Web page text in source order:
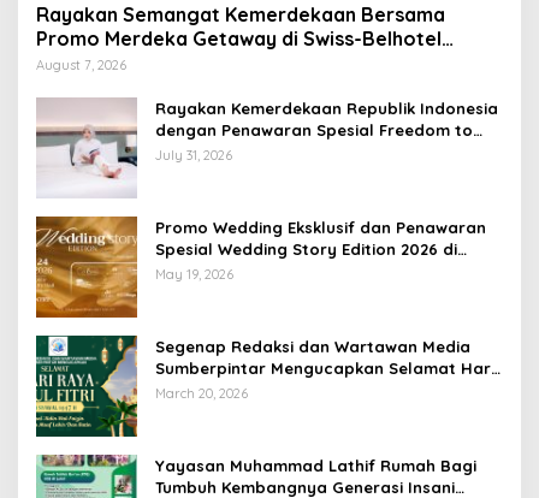
Rayakan Semangat Kemerdekaan Bersama
Promo Merdeka Getaway di Swiss-Belhotel
Lampung
August 7, 2026
Rayakan Kemerdekaan Republik Indonesia
dengan Penawaran Spesial Freedom to
Relax di Holiday Inn Lampung Bukit Randu
July 31, 2026
Promo Wedding Eksklusif dan Penawaran
Spesial Wedding Story Edition 2026 di
Swiss-Belhotel Lampung
May 19, 2026
Segenap Redaksi dan Wartawan Media
Sumberpintar Mengucapkan Selamat Hari
Raya Idul Fitri 1447 Hijriyah / 2026 M
March 20, 2026
Yayasan Muhammad Lathif Rumah Bagi
Tumbuh Kembangnya Generasi Insani